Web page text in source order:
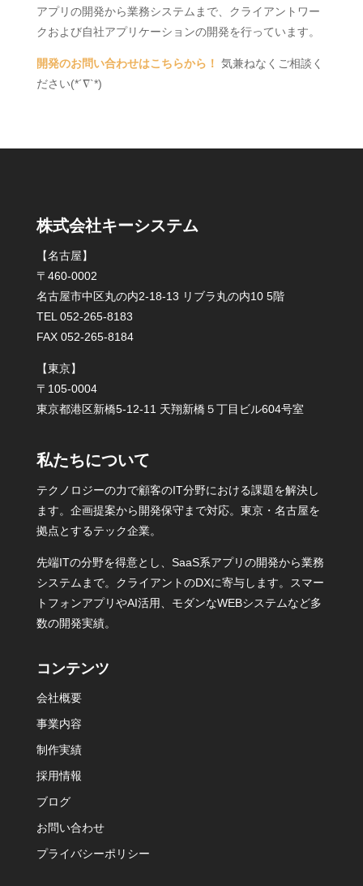
アプリの開発から業務システムまで、クライアントワー
クおよび自社アプリケーションの開発を行っています。
開発のお問い合わせはこちらから！ 気兼ねなくご相談く
ださい(*´∇`*)
株式会社キーシステム
【名古屋】
〒460-0002
名古屋市中区丸の内2-18-13 リブラ丸の内10 5階
TEL 052-265-8183
FAX 052-265-8184
【東京】
〒105-0004
東京都港区新橋5-12-11 天翔新橋５丁目ビル604号室
私たちについて
テクノロジーの力で顧客のIT分野における課題を解決し
ます。企画提案から開発保守まで対応。東京・名古屋を
拠点とするテック企業。
先端ITの分野を得意とし、SaaS系アプリの開発から業務
システムまで。クライアントのDXに寄与します。スマー
トフォンアプリやAI活用、モダンなWEBシステムなど多
数の開発実績。
コンテンツ
会社概要
事業内容
制作実績
採用情報
ブログ
お問い合わせ
プライバシーポリシー